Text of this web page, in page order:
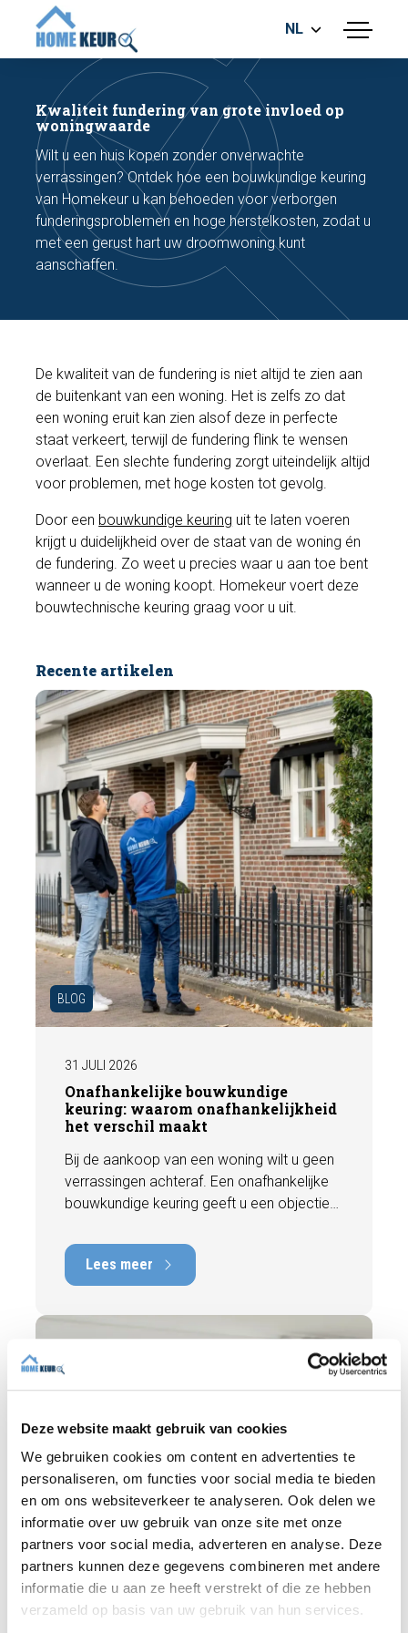
Deze website maakt gebruik van cookies
We gebruiken cookies om content en advertenties te
personaliseren, om functies voor social media te bieden
en om ons websiteverkeer te analyseren. Ook delen we
informatie over uw gebruik van onze site met onze
partners voor social media, adverteren en analyse. Deze
partners kunnen deze gegevens combineren met andere
informatie die u aan ze heeft verstrekt of die ze hebben
verzameld op basis van uw gebruik van hun services.
menu
BOUWKUNDIGE KEURING
ENERGIELABEL
MEETRAPPORT
FUNDERINGSRISICO ONDERZOEK
NL
Kwaliteit fundering van grote invloed op
woningwaarde
Wilt u een huis kopen zonder onverwachte
verrassingen? Ontdek hoe een bouwkundige keuring
van Homekeur u kan behoeden voor verborgen
funderingsproblemen en hoge herstelkosten, zodat u
met een gerust hart uw droomwoning kunt
aanschaffen.
De kwaliteit van de fundering is niet altijd te zien aan
de buitenkant van een woning. Het is zelfs zo dat
een woning eruit kan zien alsof deze in perfecte
staat verkeert, terwijl de fundering flink te wensen
overlaat. Een slechte fundering zorgt uiteindelijk altijd
voor problemen, met hoge kosten tot gevolg.
Door een bouwkundige keuring uit te laten voeren
krijgt u duidelijkheid over de staat van de woning én
de fundering. Zo weet u precies waar u aan toe bent
wanneer u de woning koopt. Homekeur voert deze
bouwtechnische keuring graag voor u uit.
Recente artikelen
BLOG
31 JULI 2026
Onafhankelijke bouwkundige
keuring: waarom onafhankelijkheid
het verschil maakt
Bij de aankoop van een woning wilt u geen
verrassingen achteraf. Een onafhankelijke
bouwkundige keuring geeft u een objectief
woning, inclusief eventuele gebreken,
onderhoudspunten en te verwachten
herstelkosten. In deze blog leest u waarom
onafhankelijkheid zo belangrijk is en hoe
een deskundige bouwkundige inspectie u
helpt om met vertrouwen een woning te
Lees meer